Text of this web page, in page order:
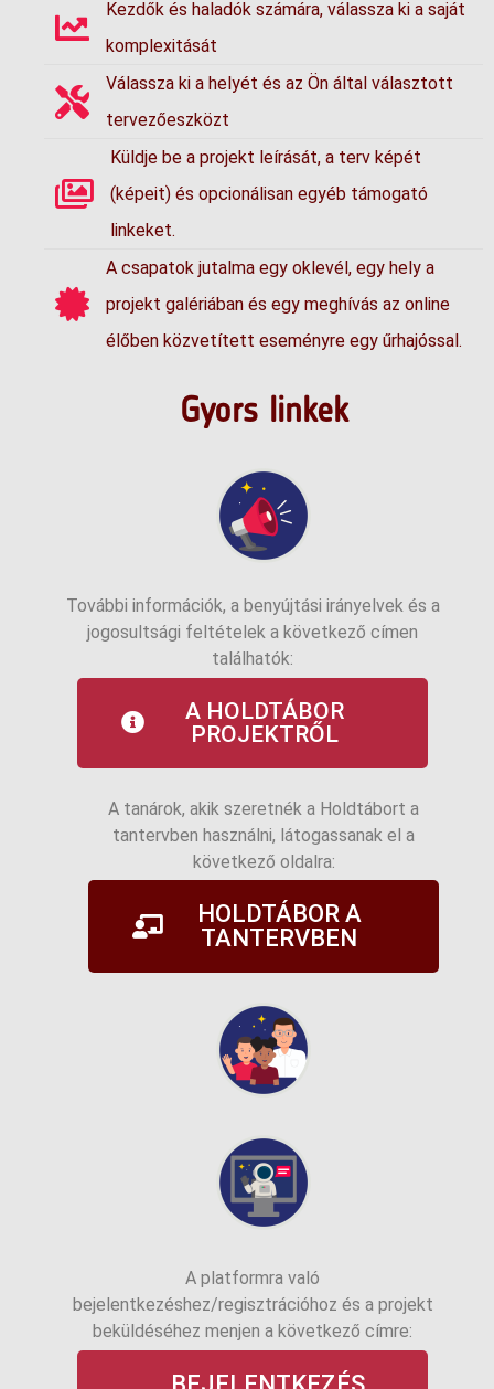
Kezdők és haladók számára, válassza ki a saját
komplexitását
Válassza ki a helyét és az Ön által választott
tervezőeszközt
Küldje be a projekt leírását, a terv képét
(képeit) és opcionálisan egyéb támogató
linkeket.
A csapatok jutalma egy oklevél, egy hely a
projekt galériában és egy meghívás az online
élőben közvetített eseményre egy űrhajóssal.
Gyors linkek
További információk, a benyújtási irányelvek és a
jogosultsági feltételek a következő címen
találhatók:
A HOLDTÁBOR
PROJEKTRŐL
A tanárok, akik szeretnék a Holdtábort a
tantervben használni, látogassanak el a
következő oldalra:
HOLDTÁBOR A
TANTERVBEN
A platformra való
bejelentkezéshez/regisztrációhoz és a projekt
beküldéséhez menjen a következő címre: